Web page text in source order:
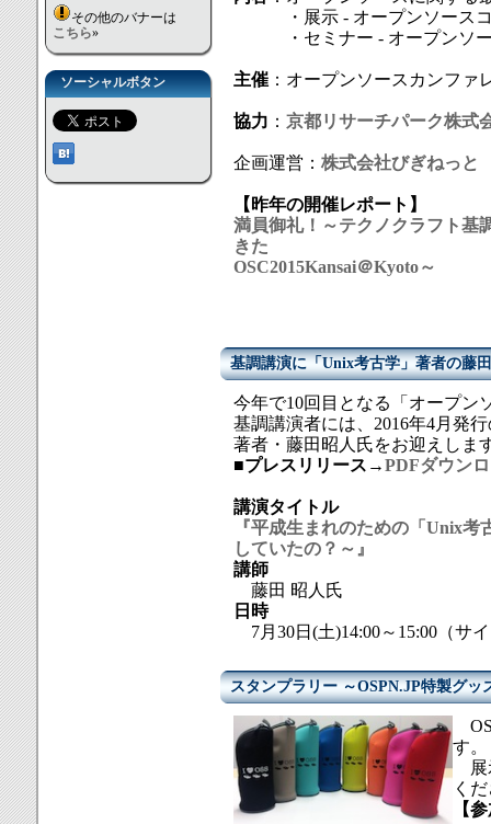
その他のバナーは
こちら»
ソーシャルボタン
・展示 - オープンソースコ
・セミナー - オープンソー
主催 ：オープンソースカンファ
協力 ： 京都リサーチパーク株式
企画運営： 株式会社びぎねっと
【昨年の開催レポート】
満員御礼！～テクノクラフト基
きた
OSC2015Kansai＠Kyoto～
基調講演に「Unix考古学」著者の藤
今年で10回目となる「オープン
基調講演者には、2016年4月発
著者・藤田昭人氏をお迎えしま
■プレスリリース →PDFダウン
講演タイトル
『平成生まれのための「Unix
していたの？～』
講師
藤田 昭人氏
日時
7月30日(土)14:00～15:00（サ
スタンプラリー ～OSPN.JP特製グッ
す。
展
く
【